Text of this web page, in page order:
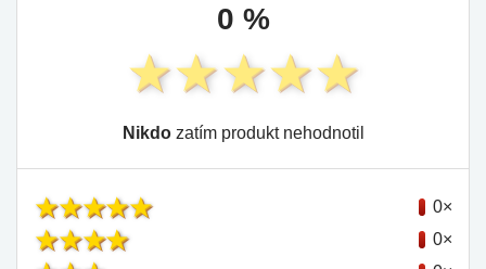
0 %
Nikdozatím produkt nehodnotil
0×
0×